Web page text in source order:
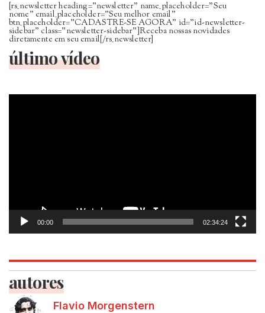
[rs_newsletter heading=”newsletter” name_placeholder=”Seu
nome” email_placeholder=”Seu melhor email”
btn_placeholder=”CADASTRE-SE AGORA” id=”id-newsletter-
sidebar” class=”newsletter-sidebar”]Receba nossas novidades
diretamente em seu email[/rs_newsletter]
último vídeo
Tocador
00:00 02:34:24
autores
Flavio Morgenstern